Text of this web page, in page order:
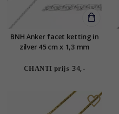
BNH Anker facet ketting in
zilver 45 cm x 1,3 mm
CHANTI prijs 34,-